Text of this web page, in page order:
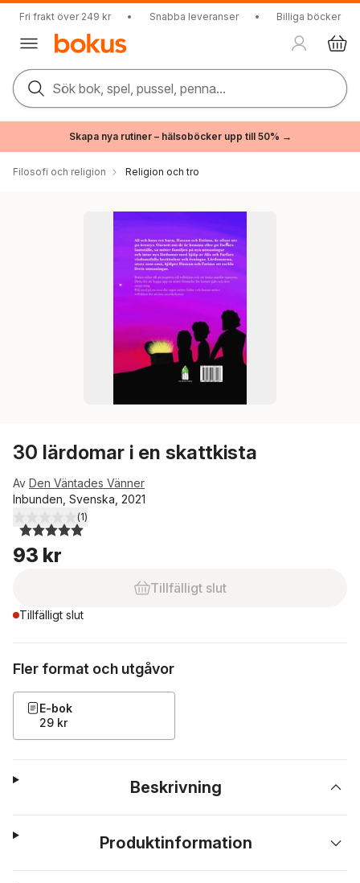
Fri frakt över 249 kr • Snabba leveranser • Billiga böcker
Sök bok, spel, pussel, penna...
Skapa nya rutiner – hälsoböcker upp till 50% →
Filosofi och religion Religion och tro
30 lärdomar i en skattkista
Av Den Väntades Vänner
Inbunden, Svenska, 2021
5,0utav 5 stjärnor. Totalt antal röster:
(1)
93 kr
Tillfälligt slut
Tillfälligt slut
Fler format och utgåvor
E-bok
29 kr
Beskrivning
Produktinformation